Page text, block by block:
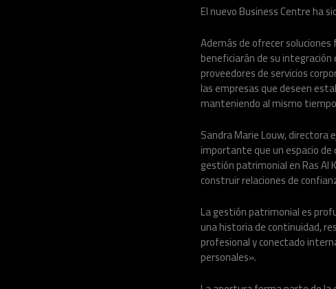
El nuevo Business Centre ha
Además de ofrecer
beneficiarán de su integración
proveedores de servicios
las empresas que deseen
manteniendo al mismo
Sandra Marie Louw, directora
importante que un espacio de
gestión patrimonial en Ras Al
construir relaciones de
La gestión patrimonial es
una historia de continuidad,
profesional y conectado
personales».